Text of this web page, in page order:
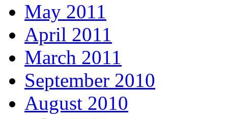
May 2011
April 2011
March 2011
September 2010
August 2010